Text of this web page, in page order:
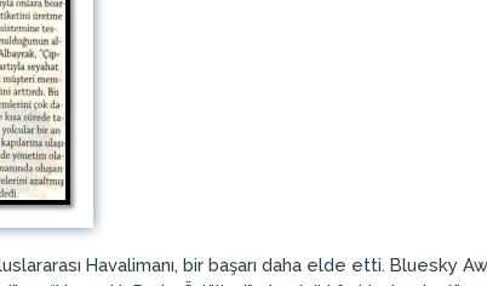
Havalimanı, bir başarı daha elde etti. Bluesky